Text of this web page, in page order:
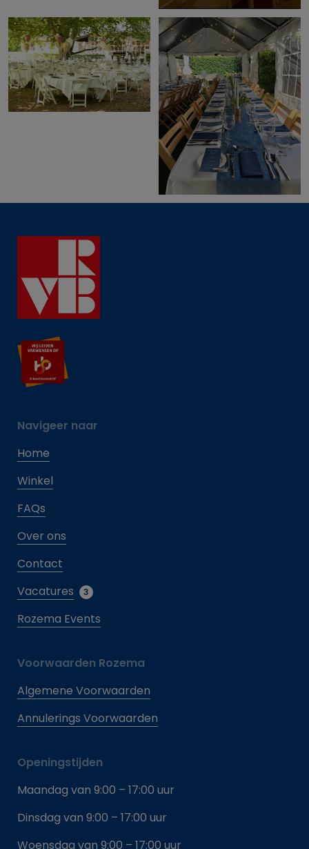
Navigeer naar
Home
Winkel
FAQs
Over ons
Contact
Vacatures
3
Rozema Events
Voorwaarden Rozema
Algemene Voorwaarden
Annulerings Voorwaarden
Openingstijden
Maandag van 9:00 – 17:00 uur
Dinsdag van 9:00 – 17:00 uur
Woensdag van 9:00 – 17:00 uur